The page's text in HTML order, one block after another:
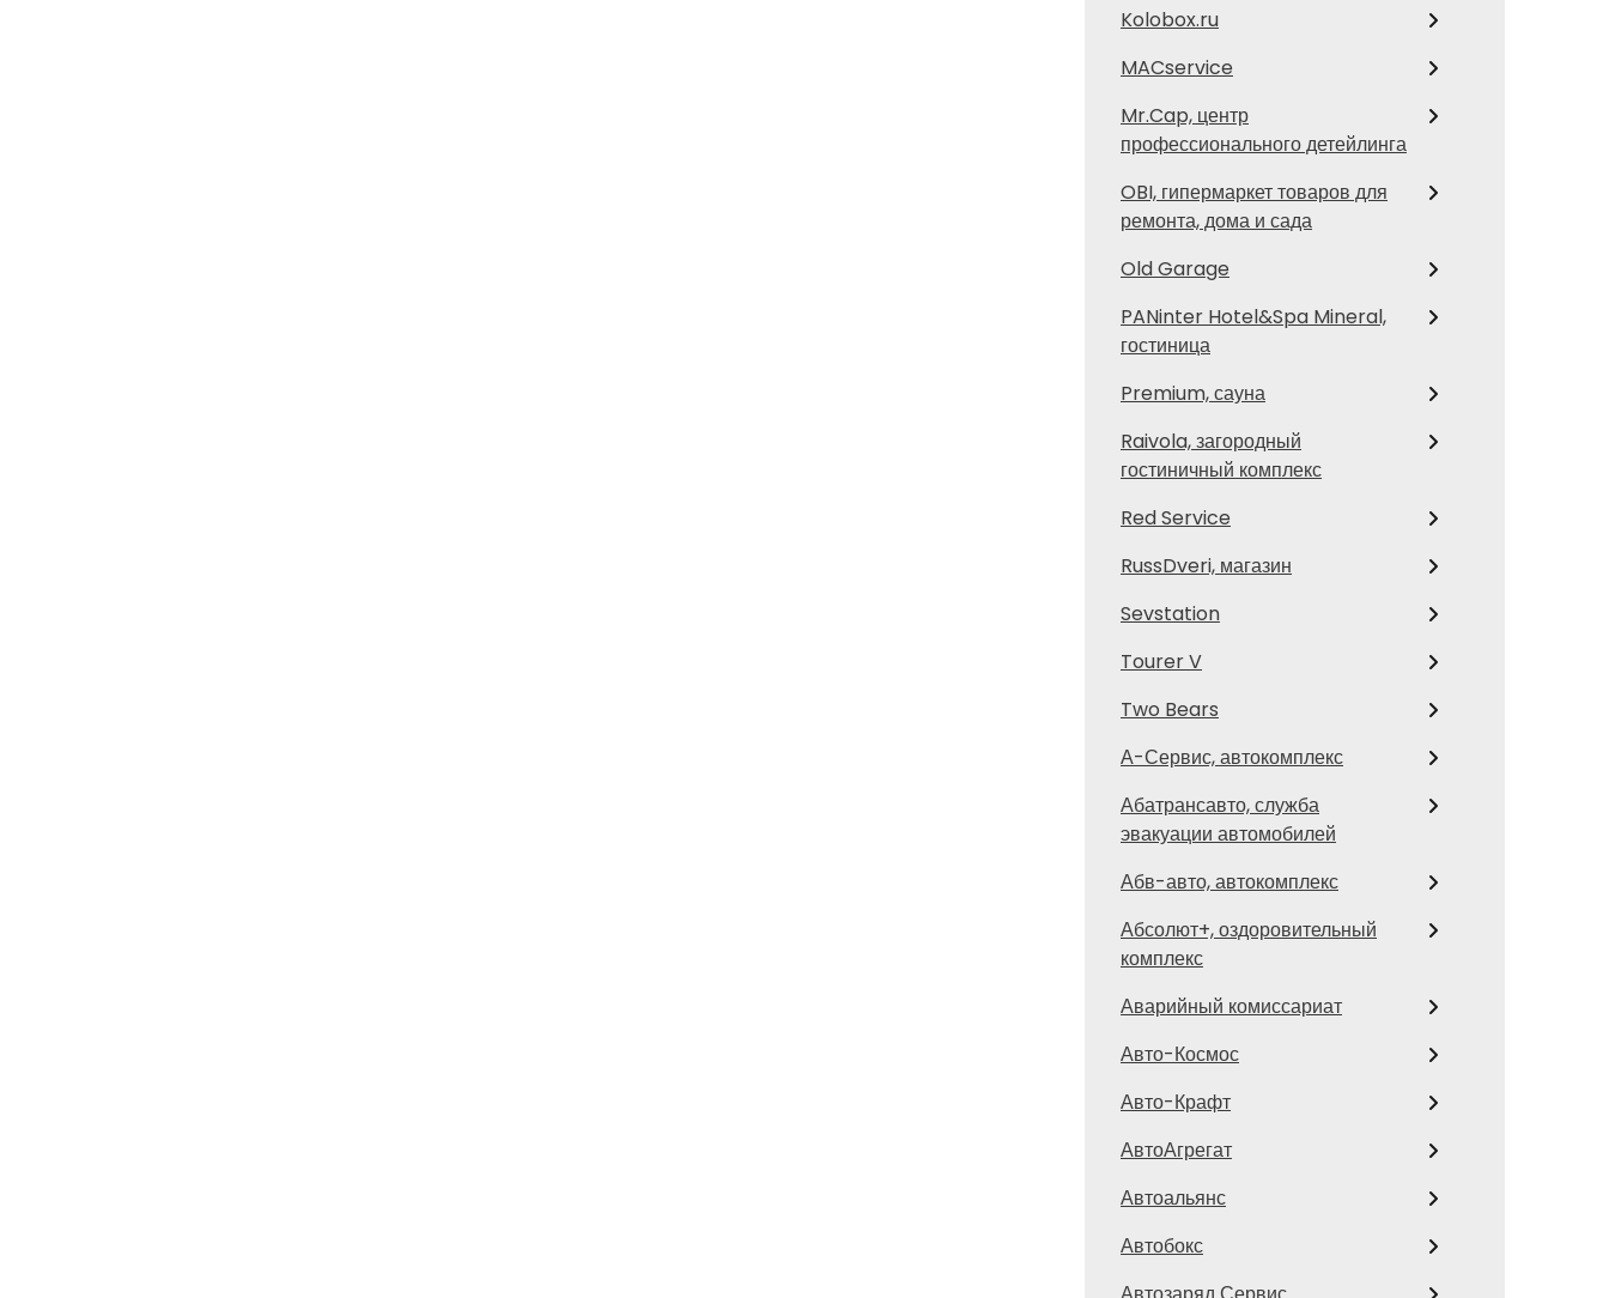
Kolobox.ru
MACservice
Mr.Cap, центр
профессионального детейлинга
OBI, гипермаркет товаров для
ремонта, дома и сада
Old Garage
PANinter Hotel&Spa Mineral,
гостиница
Premium, сауна
Raivola, загородный
гостиничный комплекс
Red Service
RussDveri, магазин
Sevstation
Tourer V
Two Bears
А-Сервис, автокомплекс
Абатрансавто, служба
эвакуации автомобилей
Абв-авто, автокомплекс
Абсолют+, оздоровительный
комплекс
Аварийный комиссариат
Авто-Космос
Авто-Крафт
АвтоАгрегат
Автоальянс
Автобокс